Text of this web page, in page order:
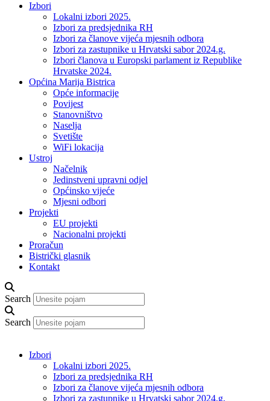
Izbori
Lokalni izbori 2025.
Izbori za predsjednika RH
Izbori za članove vijeća mjesnih odbora
Izbori za zastupnike u Hrvatski sabor 2024.g.
Izbori članova u Europski parlament iz Republike
Hrvatske 2024.
Općina Marija Bistrica
Opće informacije
Povijest
Stanovništvo
Naselja
Svetište
WiFi lokacija
Ustroj
Načelnik
Jedinstveni upravni odjel
Općinsko vijeće
Mjesni odbori
Projekti
EU projekti
Nacionalni projekti
Proračun
Bistrički glasnik
Kontakt
Search
Search
Izbori
Lokalni izbori 2025.
Izbori za predsjednika RH
Izbori za članove vijeća mjesnih odbora
Izbori za zastupnike u Hrvatski sabor 2024.g.